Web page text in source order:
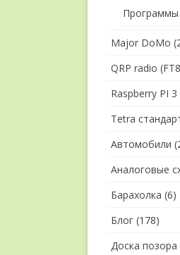
Программы
Major DoMo
QRP radio
Raspberry PI 3
Tetra
Автомобили
Аналоговые
Барахолка (6)
Блог (178)
Доска позора